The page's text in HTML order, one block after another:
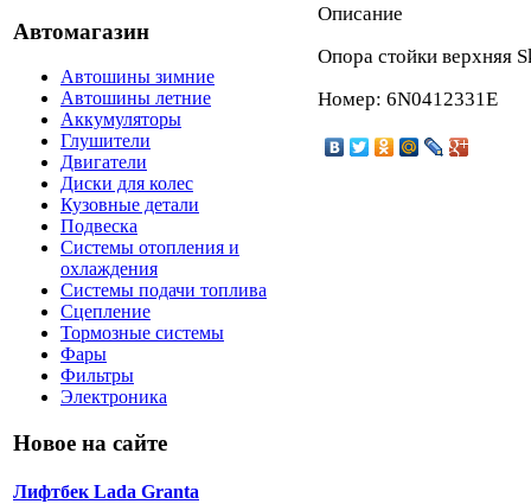
Автомагазин
Автошины зимние
Автошины летние
Аккумуляторы
Глушители
Двигатели
Диски для колес
Кузовные детали
Подвеска
Системы отопления и
охлаждения
Системы подачи топлива
Сцепление
Тормозные системы
Фары
Фильтры
Электроника
Новое на сайте
Лифтбек Lada Granta
Описание
Опора стойки верхняя
Номер: 6N0412331E